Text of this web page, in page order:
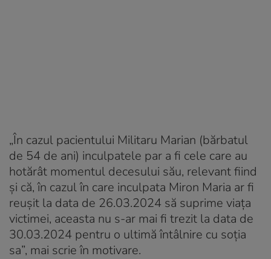
„În cazul pacientului Militaru Marian (bărbatul
de 54 de ani) inculpatele par a fi cele care au
hotărât momentul decesului său, relevant fiind
și că, în cazul în care inculpata Miron Maria ar fi
reușit la data de 26.03.2024 să suprime viața
victimei, aceasta nu s-ar mai fi trezit la data de
30.03.2024 pentru o ultimă întâlnire cu soția
sa”, mai scrie în motivare.